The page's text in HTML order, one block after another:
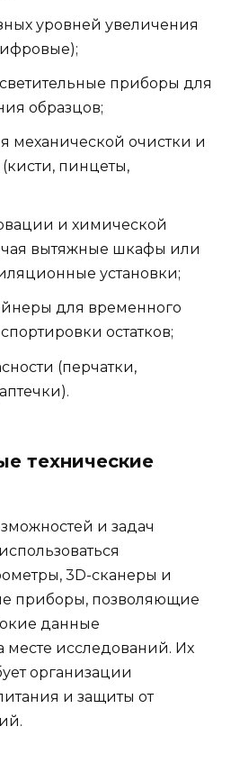
уровней увеличения
приборы для
образцов;
механической очистки и
пинцеты,
и химической
вытяжные шкафы или
установки;
для временного
остатков;
(перчатки,
технические
и задач
3D-сканеры и
приборы, позволяющие
данные
месте исследований. Их
организации
и защиты от